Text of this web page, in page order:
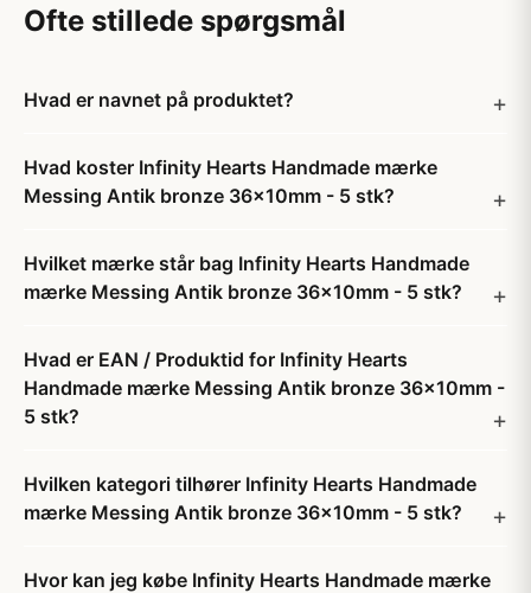
Ofte stillede spørgsmål
Hvad er navnet på produktet?
Hvad koster Infinity Hearts Handmade mærke
Messing Antik bronze 36x10mm - 5 stk?
Hvilket mærke står bag Infinity Hearts Handmade
mærke Messing Antik bronze 36x10mm - 5 stk?
Hvad er EAN / Produktid for Infinity Hearts
Handmade mærke Messing Antik bronze 36x10mm -
5 stk?
Hvilken kategori tilhører Infinity Hearts Handmade
mærke Messing Antik bronze 36x10mm - 5 stk?
Hvor kan jeg købe Infinity Hearts Handmade mærke